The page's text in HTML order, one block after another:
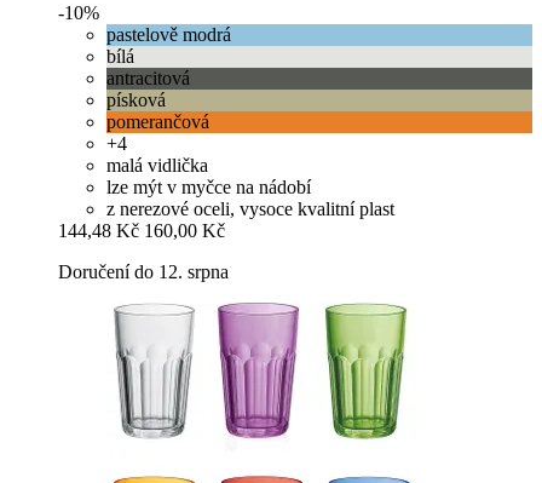
-10%
pastelově modrá
bílá
antracitová
písková
pomerančová
+4
malá vidlička
lze mýt v myčce na nádobí
z nerezové oceli, vysoce kvalitní plast
144,48 Kč 160,00 Kč
Doručení do 12. srpna